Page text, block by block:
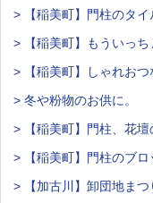
> 【稲美町】門柱のタ
> 【稲美町】もういっ
> 【稲美町】しゃれお
> 冬や粉物のお供に。
> 【稲美町】門柱、花
> 【稲美町】門柱のブ
> 【加古川】卸団地まつ